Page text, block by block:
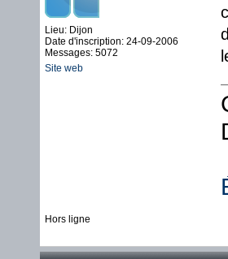
Lieu: Dijon
Date d'inscription: 24-09-2006
Messages: 5072
Site web
Hors ligne